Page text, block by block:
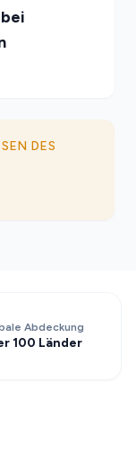
DES
Abdeckung
100 Länder